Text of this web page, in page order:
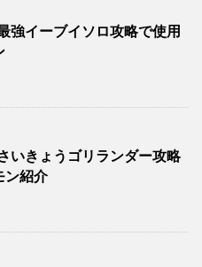
強イーブイソロ攻略で使用
いきょうゴリランダー攻略
ン紹介